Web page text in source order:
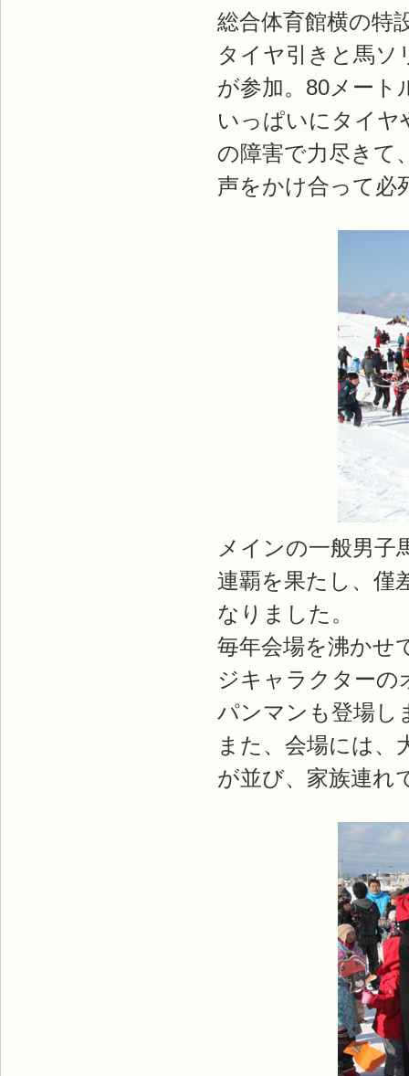
総合体育館横の特
タイヤ引きと馬ソ
が参加。80メート
いっぱいにタイヤ
の障害で力尽きて
声をかけ合って必
メインの一般男子
連覇を果たし、僅
なりました。
毎年会場を沸かせ
ジキャラクターの
パンマンも登場し
また、会場には、
が並び、家族連れ